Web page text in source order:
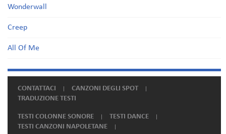
Wonderwall
Creep
All Of Me
CONTATTACI
CANZONI DEGLI SPOT
TRADUZIONE TESTI
TESTI COLONNE SONORE
TESTI DANCE
TESTI CANZONI NAPOLETANE